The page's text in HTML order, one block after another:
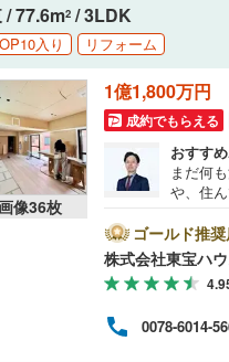
/ 77.6m2 / 3LDK
入り リフォーム
像36枚
1億1,800万円
成約でもらえる
おすす
まだ何
や、住
ートを
に後悔
い。【
ボーナ
になり
ださい
ライト
ゴールド推
株式会社東宝ハ
0078-6014-
あきる野市
西多摩郡日
大島町(0)
神津島村(0)
八丈島八丈
東武亀戸線
西武有楽町線
西武多摩湖線
西武山口線(0
京王相模原線
小田急多摩線
東急大井町線
（1）
立地
最寄りの駅
共用施設
コンシェル
設備
床暖房（ 2